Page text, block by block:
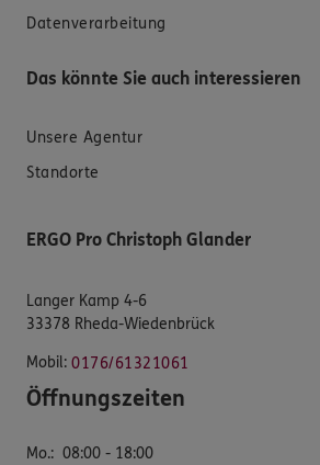
Datenverarbeitung
Das könnte Sie auch interessieren
Unsere Agentur
Standorte
ERGO Pro Christoph Glander
Langer Kamp 4-6
33378 Rheda-Wiedenbrück
Mobil: 0176/61321061
Öffnungszeiten
Mo.: 08:00 - 18:00